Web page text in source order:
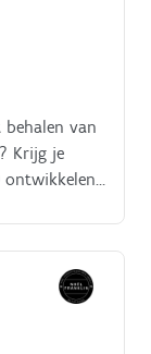
behalen van
Krijg je